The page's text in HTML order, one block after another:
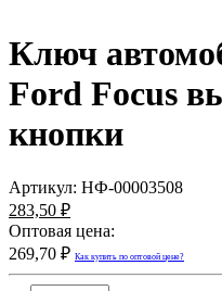
Ключ
Ford Focus
кнопки
Артикул: НФ-00003508
283,50 ₽
Оптовая цена:
269,70 ₽ Как купить по оптовой цене?